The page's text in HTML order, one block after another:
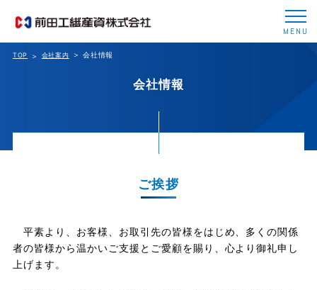
MENU
TOP 会社案内 会社情報
会社情報
ご挨拶
平素より、お客様、お取引先の皆様をはじめ、多くの関係
者の皆様から温かいご支援とご愛顧を賜り、心より御礼申し
上げます。